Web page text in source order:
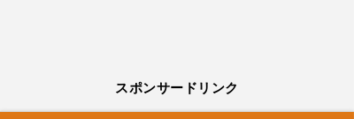
スポンサードリンク